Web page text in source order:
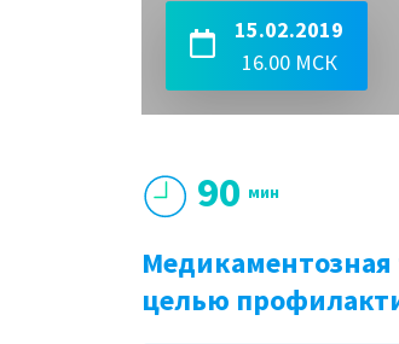
15.02.2019
16.00 МСК
90 мин
целью